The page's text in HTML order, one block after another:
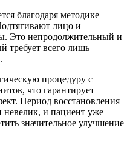
благодаря методике
лицо и
Это непродолжительный и
требует всего лишь
процедуру с
что гарантирует
Период восстановления
невелик, и пациент уже
значительное улучшение